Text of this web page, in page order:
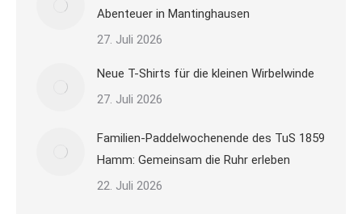
Abenteuer in Mantinghausen
27. Juli 2026
Neue T-Shirts für die kleinen Wirbelwinde
27. Juli 2026
Familien-Paddelwochenende des TuS 1859
Hamm: Gemeinsam die Ruhr erleben
22. Juli 2026